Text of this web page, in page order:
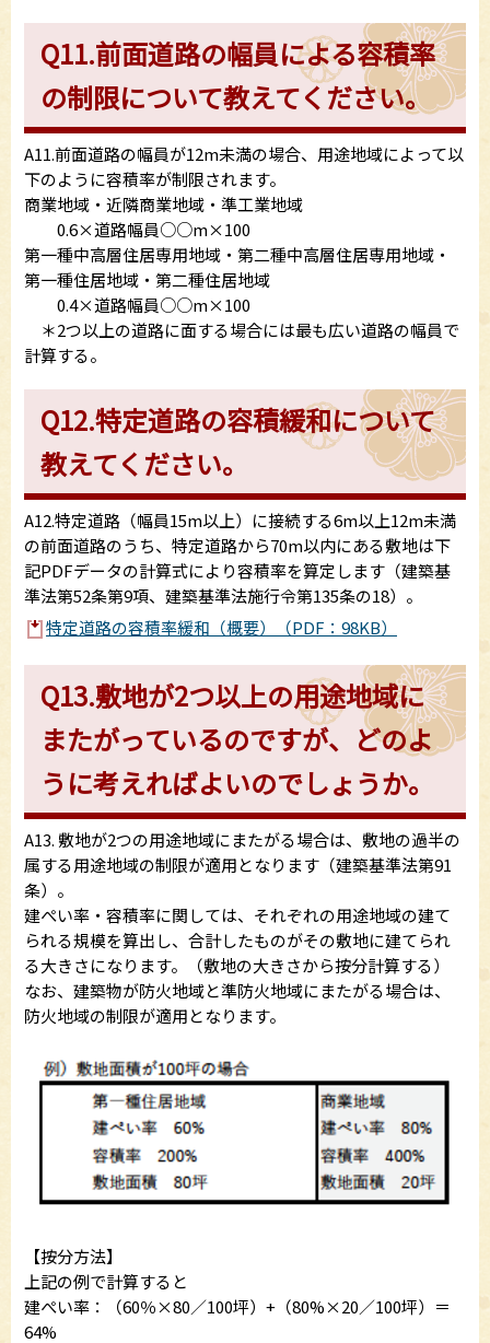
Q11.前面道路の幅員による容積率
の制限について教えてください。
A11.前面道路の幅員が12m未満の場合、用途地域によって以
下のように容積率が制限されます。
商業地域・近隣商業地域・準工業地域
0.6×道路幅員○○m×100
第一種中高層住居専用地域・第二種中高層住居専用地域・
第一種住居地域・第二種住居地域
0.4×道路幅員○○m×100
＊2つ以上の道路に面する場合には最も広い道路の幅員で
計算する。
Q12.特定道路の容積緩和について
教えてください。
A12.特定道路（幅員15m以上）に接続する6m以上12m未満
の前面道路のうち、特定道路から70m以内にある敷地は下
記PDFデータの計算式により容積率を算定します（建築基
準法第52条第9項、建築基準法施行令第135条の18）。
特定道路の容積率緩和（概要）（PDF：98KB）
Q13.敷地が2つ以上の用途地域に
またがっているのですが、どのよ
うに考えればよいのでしょうか。
A13. 敷地が2つの用途地域にまたがる場合は、敷地の過半の
属する用途地域の制限が適用となります（建築基準法第91
条）。
建ぺい率・容積率に関しては、それぞれの用途地域の建て
られる規模を算出し、合計したものがその敷地に建てられ
る大きさになります。（敷地の大きさから按分計算する）
なお、建築物が防火地域と準防火地域にまたがる場合は、
防火地域の制限が適用となります。
【按分方法】
上記の例で計算すると
建ぺい率：（60％×80／100坪）+（80%×20／100坪）＝
64%